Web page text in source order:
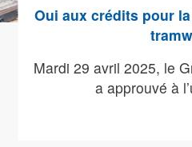
Oui aux crédits pour
Mardi 29 avril 2025, le
a approuvé à